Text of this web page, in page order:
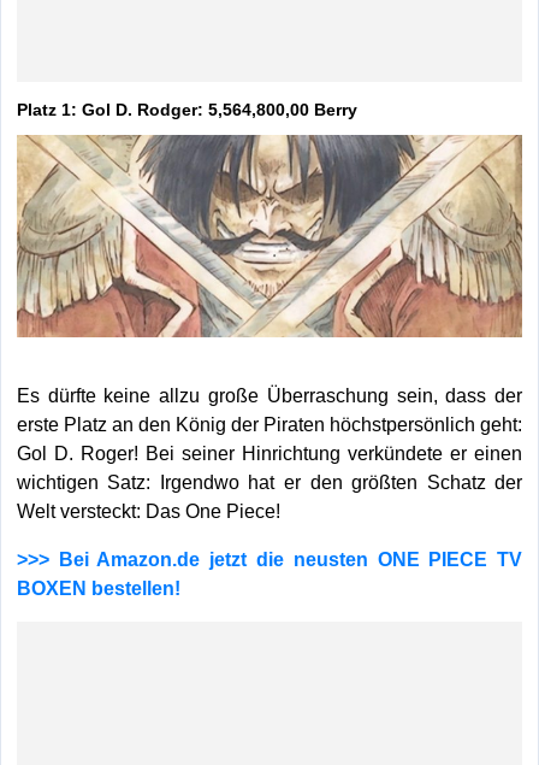
Platz 1: Gol D. Rodger: 5,564,800,00 Berry
Es dürfte keine allzu große Überraschung sein, dass der
erste Platz an den König der Piraten höchstpersönlich geht:
Gol D. Roger! Bei seiner Hinrichtung verkündete er einen
wichtigen Satz: Irgendwo hat er den größten Schatz der
Welt versteckt: Das One Piece!
>>> Bei Amazon.de jetzt die neusten ONE PIECE TV
BOXEN bestellen!